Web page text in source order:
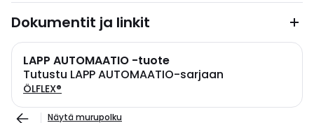
Dokumentit ja linkit
LAPP AUTOMAATIO -tuote
Tutustu LAPP AUTOMAATIO-sarjaan
ÖLFLEX®
Näytä murupolku